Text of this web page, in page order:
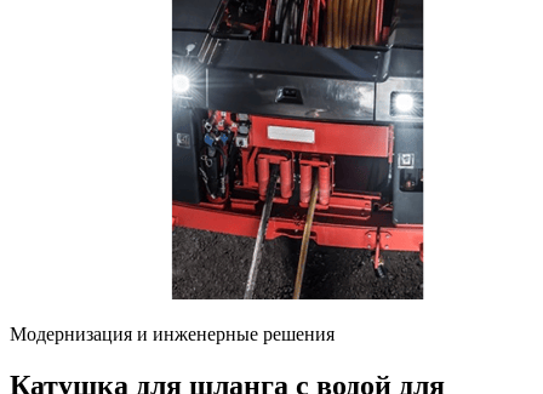
Модернизация и инженерные решения
Катушка для шланга с водой для